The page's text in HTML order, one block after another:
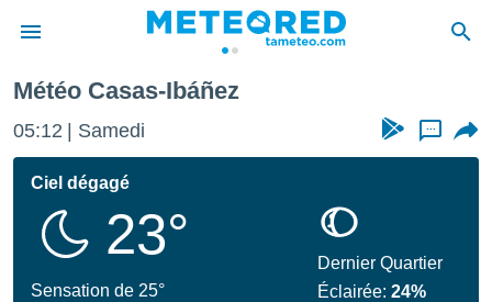
de
Météo Casas-Ibáñez
05:12 Samedi ...
Ciel dégagé
23°
Sensation de 25°
Dernier Quartier
Éclairée:24%